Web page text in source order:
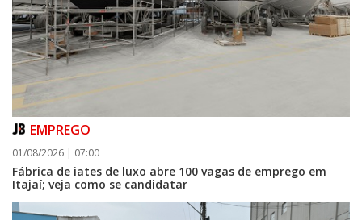
EMPREGO
01/08/2026 | 07:00
Fábrica de iates de luxo abre 100 vagas de emprego em
Itajaí; veja como se candidatar